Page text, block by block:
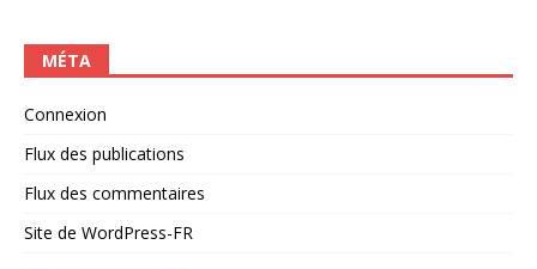
MÉTA
Connexion
Flux des publications
Flux des commentaires
Site de WordPress-FR